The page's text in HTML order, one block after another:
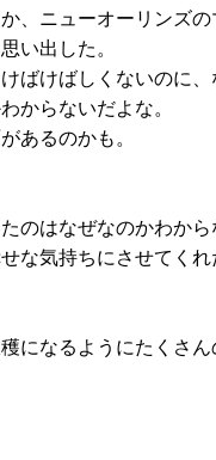
か、ニューオーリンズ
い出した。
ばけばしくないのに
からないだよな。
あるのかも。
のはなぜなのかわか
な気持ちにさせてくれ
穫になるようにたくさ